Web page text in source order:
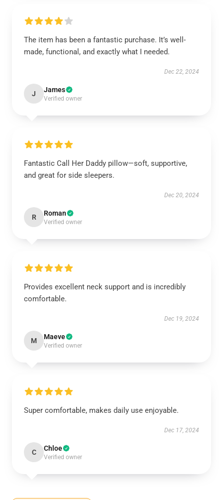
The item has been a fantastic purchase. It’s well-
made, functional, and exactly what I needed.
Dec 22, 2024
J James
Verified owner
Fantastic Call Her Daddy pillow—soft, supportive,
and great for side sleepers.
Dec 20, 2024
R Roman
Verified owner
Provides excellent neck support and is incredibly
comfortable.
Dec 19, 2024
M Maeve
Verified owner
Super comfortable, makes daily use enjoyable.
Dec 17, 2024
C Chloe
Verified owner